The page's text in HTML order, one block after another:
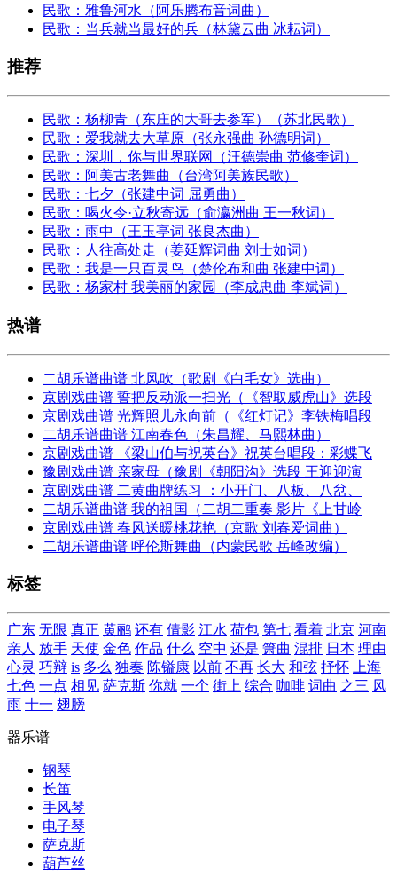
民歌：雅鲁河水（阿乐腾布音词曲）
民歌：当兵就当最好的兵（林黛云曲 冰耘词）
推荐
民歌：杨柳青（东庄的大哥去参军）（苏北民歌）
民歌：爱我就去大草原（张永强曲 孙德明词）
民歌：深圳，你与世界联网（汪德崇曲 范修奎词）
民歌：阿美古老舞曲（台湾阿美族民歌）
民歌：七夕（张建中词 屈勇曲）
民歌：喝火令·立秋寄远（俞瀛洲曲 王一秋词）
民歌：雨中（王玉亭词 张良杰曲）
民歌：人往高处走（姜延辉词曲 刘士如词）
民歌：我是一只百灵鸟（楚伦布和曲 张建中词）
民歌：杨家村 我美丽的家园（李成忠曲 李斌词）
热谱
二胡乐谱曲谱 北风吹（歌剧《白毛女》选曲）
京剧戏曲谱 誓把反动派一扫光（《智取威虎山》选段
京剧戏曲谱 光辉照儿永向前（《红灯记》李铁梅唱段
二胡乐谱曲谱 江南春色（朱昌耀、马熙林曲）
京剧戏曲谱 《梁山伯与祝英台》祝英台唱段：彩蝶飞
豫剧戏曲谱 亲家母（豫剧《朝阳沟》选段 王迎迎演
京剧戏曲谱 二黄曲牌练习 ：小开门、八板、八岔、
二胡乐谱曲谱 我的祖国（二胡二重奏 影片《上甘岭
京剧戏曲谱 春风送暖桃花艳（京歌 刘春爱词曲）
二胡乐谱曲谱 呼伦斯舞曲（内蒙民歌 岳峰改编）
标签
广东 无限 真正 黄鹂 还有 倩影 江水 荷包 第七 看着 北京 河南
亲人 放手 天使 金色 作品 什么 空中 还是 箫曲 混排 日本 理由
心灵 巧辩 is 多么 独奏 陈镒康 以前 不再 长大 和弦 抒怀
上海
七色 一点 相见 萨克斯 你就 一个 街上 综合 咖啡 词曲 之三 风
雨 十一 翅膀
器乐谱
钢琴
长笛
手风琴
电子琴
萨克斯
葫芦丝